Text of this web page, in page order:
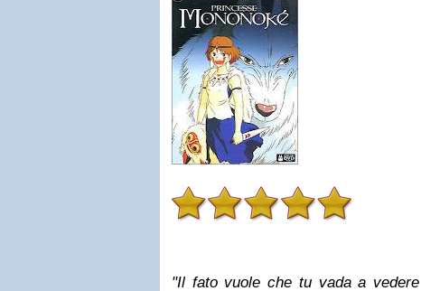
"Il fato vuole che tu vada a